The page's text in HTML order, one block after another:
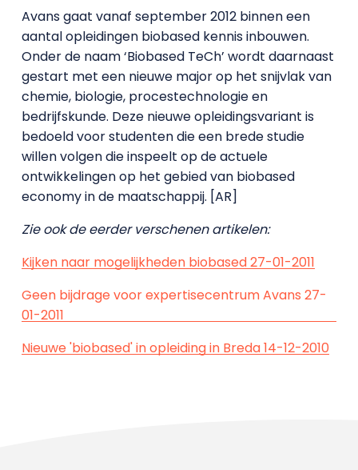
Avans gaat vanaf september 2012 binnen een
aantal opleidingen biobased kennis inbouwen.
Onder de naam ‘Biobased TeCh’ wordt daarnaast
gestart met een nieuwe major op het snijvlak van
chemie, biologie, procestechnologie en
bedrijfskunde. Deze nieuwe opleidingsvariant is
bedoeld voor studenten die een brede studie
willen volgen die inspeelt op de actuele
ontwikkelingen op het gebied van biobased
economy in de maatschappij. [AR]
Zie ook de eerder verschenen artikelen:
Kijken naar mogelijkheden biobased 27-01-2011
Geen bijdrage voor expertisecentrum Avans 27-
01-2011
Nieuwe 'biobased' in opleiding in Breda 14-12-2010